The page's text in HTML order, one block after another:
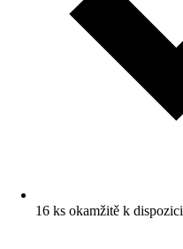
16 ks okamžitě k dispozici